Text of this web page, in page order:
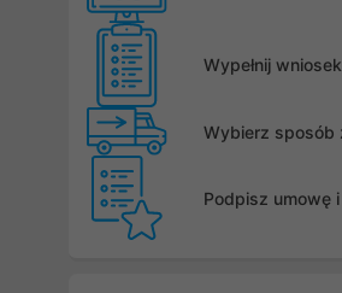
Wypełnij
Wybierz sposób
Podpisz umowę